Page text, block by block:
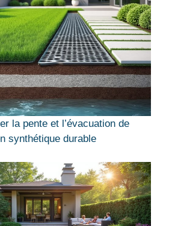
la pente et l’évacuation de
synthétique durable